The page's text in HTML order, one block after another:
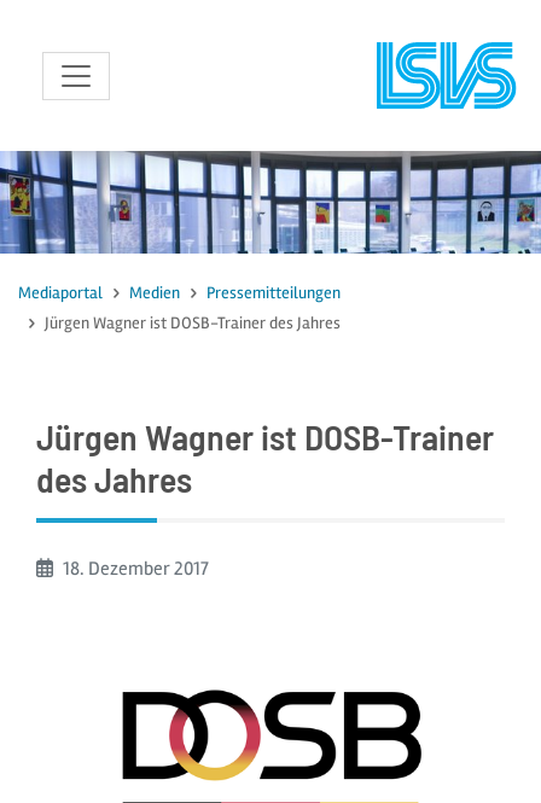
zum Inhalt
Mediaportal Medien
Pressemitteilungen
Jürgen Wagner ist DOSB-Trainer des Jahres
Jürgen Wagner ist DOSB-Trainer
des Jahres
Beginn:
18. Dezember2017